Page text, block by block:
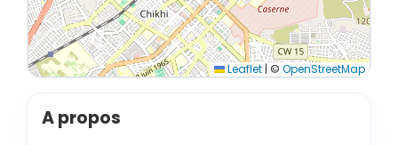
Leaflet | © OpenStreetMap
A propos